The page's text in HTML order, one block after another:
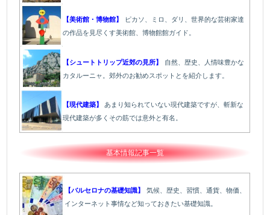
【美術館・博物館】
ピカソ、ミロ、ダリ、世界的な芸術家達
の作品を見尽くす美術館、博物館館ガイド。
【シュートトリップ近郊の見所】
自然、歴史、人情味豊かな
カタルーニャ。郊外のお勧めスポットとを紹介します。
【現代建築】
あまり知られていない現代建築ですが、斬新な
現代建築が多くその筋では意外と有名。
基本情報記事一覧
【バルセロナの基礎知識】
気候、歴史、習慣、通貨、物価、
インターネット事情など知っておきたい基礎知識。